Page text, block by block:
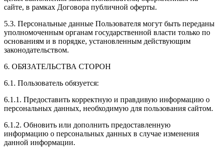
сайте, в рамках Договора публичной оферты.
5.3. Персональные данные Пользователя могут быть переданы
уполномоченным органам государственной власти только по
основаниям и в порядке, установленным действующим
законодательством.
6. ОБЯЗАТЕЛЬСТВА СТОРОН
6.1. Пользователь обязуется:
6.1.1. Предоставить корректную и правдивую информацию о
персональных данных, необходимую для пользования сайтом.
6.1.2. Обновить или дополнить предоставленную
информацию о персональных данных в случае изменения
данной информации.